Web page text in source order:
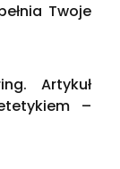
Twoje
Artykuł
–